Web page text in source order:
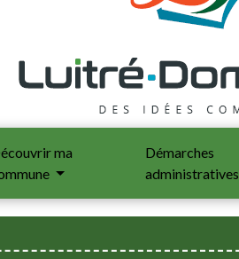
ma
Démarches
administratives